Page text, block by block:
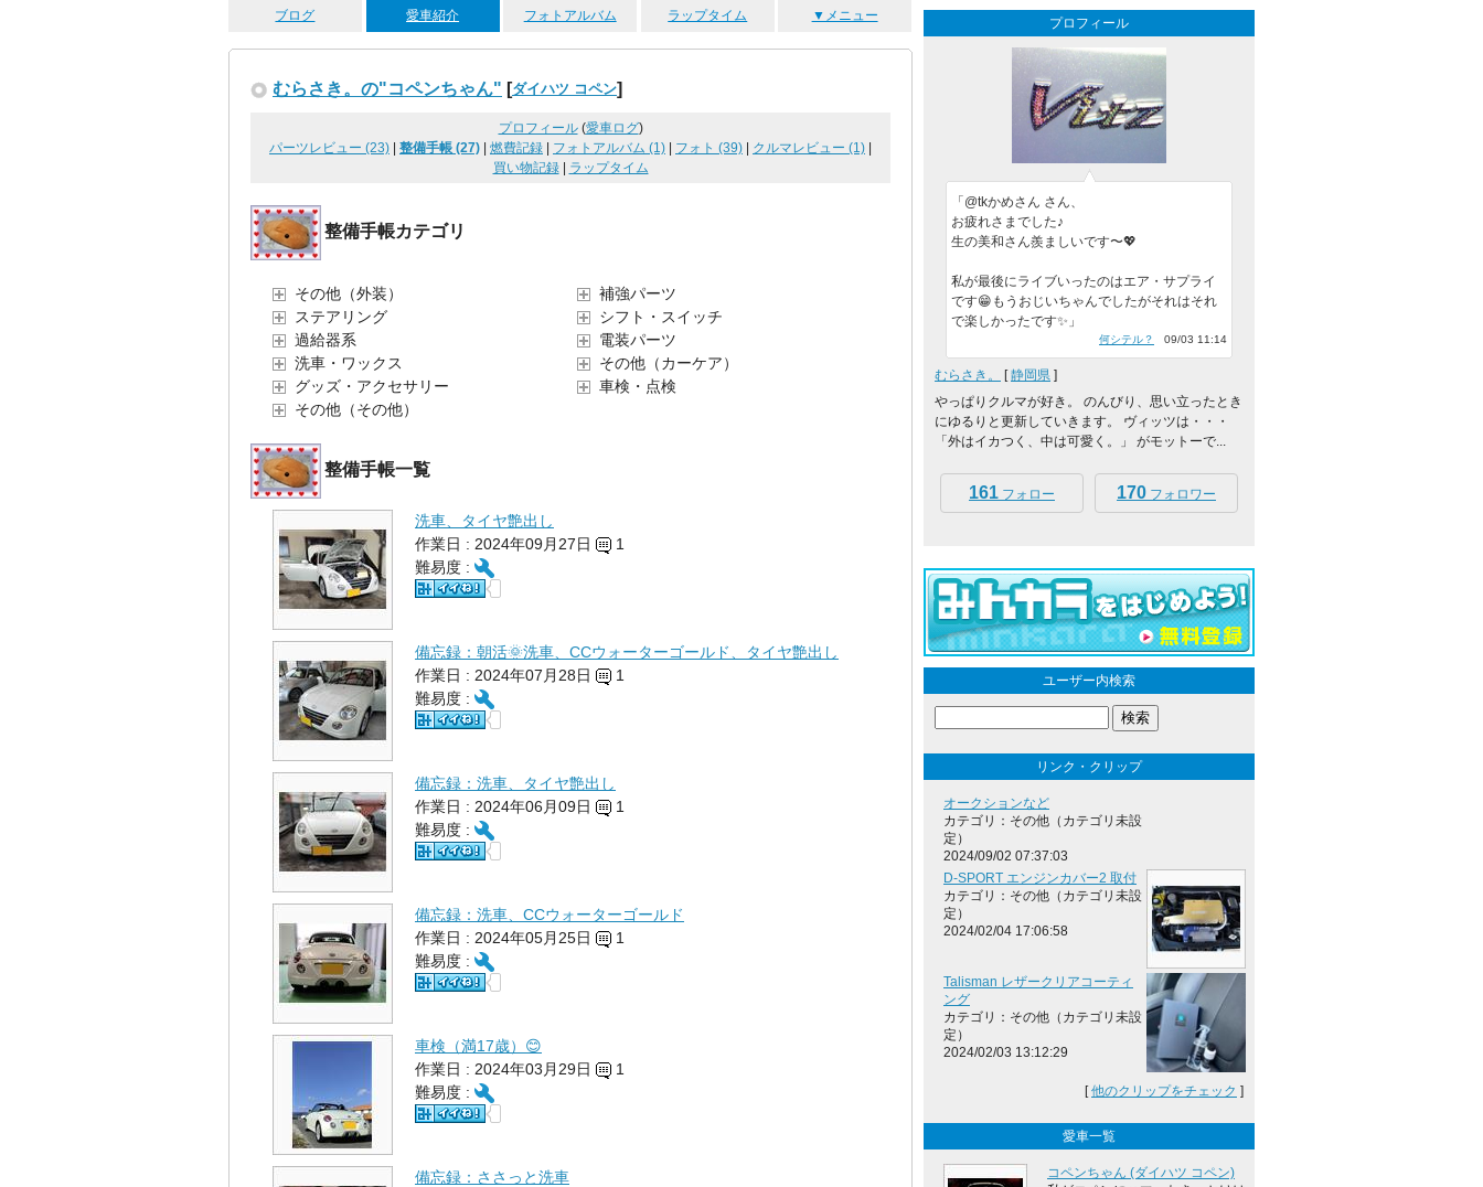
ブログ 愛車紹介 フォトアルバム ラップタイム ▼メニュー
むらさき。の"コペンちゃん" [ダイハツ コペン]
プロフィール(愛車ログ)
パーツレビュー (23)
整備手帳 (27) 燃費記録 フォトアルバム (1) フォト (39) クルマレビュー (1)
買い物記録| ラップタイム
整備手帳カテゴリ
その他（外装）
ステアリング
過給器系
洗車・ワックス
グッズ・アクセサリー
その他（その他）
補強パーツ
シフト・スイッチ
電装パーツ
その他（カーケア）
車検・点検
整備手帳一覧
洗車、タイヤ艶出し
作業日 : 2024年09月27日
1
難易度 :
備忘録：朝活🌞洗車、CCウォーターゴールド、タイヤ艶出し
作業日 : 2024年07月28日
1
難易度 :
備忘録：洗車、タイヤ艶出し
作業日 : 2024年06月09日
1
難易度 :
備忘録：洗車、CCウォーターゴールド
作業日 : 2024年05月25日
1
難易度 :
車検（満17歳）😊
作業日 : 2024年03月29日
1
難易度 :
備忘録：ささっと洗車
プロフィール
「@tkかめさん さん、
お疲れさまでした♪
生の美和さん羨ましいです〜💖
私が最後にライブいったのはエア・サプライ
です😁もうおじいちゃんでしたがそれはそれ
で楽しかったです✨」
何シテル？ 09/03 11:14
むらさき。 [静岡県 ]
やっぱりクルマが好き。 のんびり、思い立ったとき
にゆるりと更新していきます。 ヴィッツは・・・
「外はイカつく、中は可愛く。」 がモットーで...
161 フォロー 170 フォロワー
ユーザー内検索
リンク・クリップ
オークションなど
カテゴリ：その他（カテゴリ未設
定）
2024/09/02 07:37:03
D-SPORT エンジンカバー2 取付
カテゴリ：その他（カテゴリ未設
定）
2024/02/04 17:06:58
Talisman レザークリアコーティ
ング
カテゴリ：その他（カテゴリ未設
定）
2024/02/03 13:12:29
[他のクリップをチェック ]
愛車一覧
コペンちゃん (ダイハツ コペン)